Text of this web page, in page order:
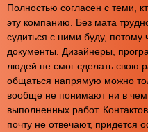
Полностью согласен с теми,
эту компанию. Без мата
судиться с ними буду,
документы. Дизайнеры,
людей не смог сделать свою
общаться напрямую можно
вообще не понимают ни в
выполненных работ.
почту не отвечают, придется